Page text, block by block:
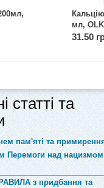
мл,
31.50
статті та
пам'яті та
Перемоги над
з придбання та